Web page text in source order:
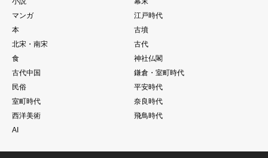
マンガ
江戸時代
本
古墳
北宋・南宋
古代
食
神社仏閣
古代中国
鎌倉・室町時代
民俗
平安時代
室町時代
奈良時代
西洋美術
飛鳥時代
AI